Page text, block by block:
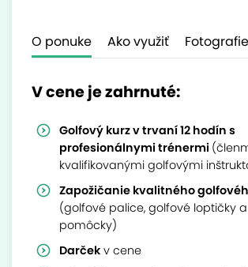
O ponuke Ako využiť Fotografie
V cene je zahrnuté:
Golfový kurz v trvaní 12 hodín s
profesionálnymi trénermi
kvalifikovanými golfovými
Zapožičanie kvalitného
(golfové palice, golfové loptičky
pomôcky)
Darček v cene